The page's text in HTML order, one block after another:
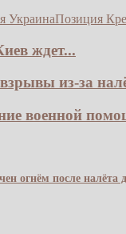
УкраинаПозиция
ждет...
из-за
военной
огнём после налёта